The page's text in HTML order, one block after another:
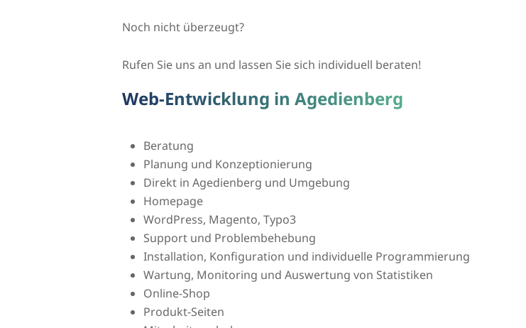
Noch nicht überzeugt?
Rufen Sie uns an und lassen Sie sich individuell beraten!
Web-Entwicklung in Agedienberg
Beratung
Planung und Konzeptionierung
Direkt in Agedienberg und Umgebung
Homepage
WordPress, Magento, Typo3
Support und Problembehebung
Installation, Konfiguration und individuelle Programmierung
Wartung, Monitoring und Auswertung von Statistiken
Online-Shop
Produkt-Seiten